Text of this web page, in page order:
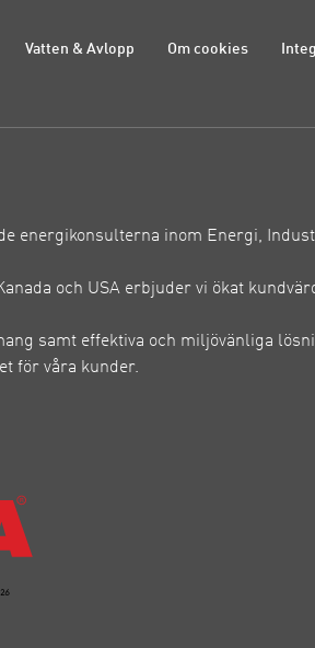
Vatten & Avlopp Om cookies
energikonsulterna inom Energi,
och USA erbjuder vi ökat
samt effektiva och miljövänliga
för våra kunder.